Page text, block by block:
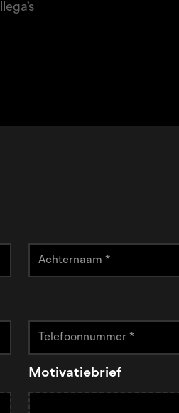
Motivatiebrief